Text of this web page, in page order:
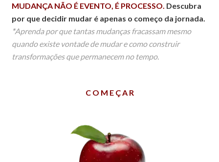
MUDANÇA NÃO É EVENTO, É PROCESSO. Descubra
por que decidir mudar é apenas o começo da jornada.
*Aprenda por que tantas mudanças fracassam mesmo
quando existe vontade de mudar e como construir
transformações que permanecem no tempo.
C O M E Ç A R